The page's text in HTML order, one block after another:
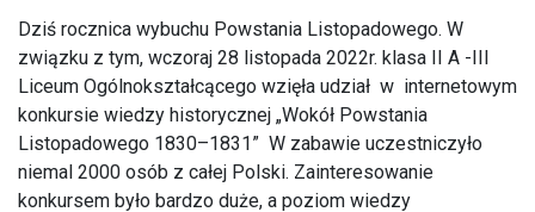
Dziś rocznica wybuchu Powstania Listopadowego. W
związku z tym, wczoraj 28 listopada 2022r. klasa II A -III
Liceum Ogólnokształcącego wzięła udział w internetowym
konkursie wiedzy historycznej „Wokół Powstania
Listopadowego 1830–1831” W zabawie uczestniczyło
niemal 2000 osób z całej Polski. Zainteresowanie
konkursem było bardzo duże, a poziom wiedzy